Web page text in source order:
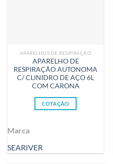
APARELHOS DE RESPIRAÇÃO
APARELHO DE
RESPIRAÇÃO AUTONOMA
C/ CLINIDRO DE AÇO 6L
COM CARONA
COTAÇÃO
Marca
SEARIVER